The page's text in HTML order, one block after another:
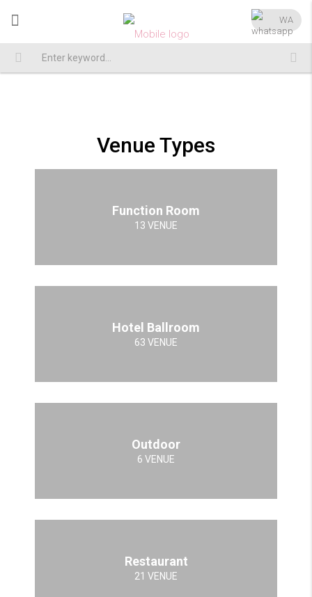
Venue Types
Function Room
13 VENUE
Hotel Ballroom
63 VENUE
Outdoor
6 VENUE
Restaurant
21 VENUE
WA